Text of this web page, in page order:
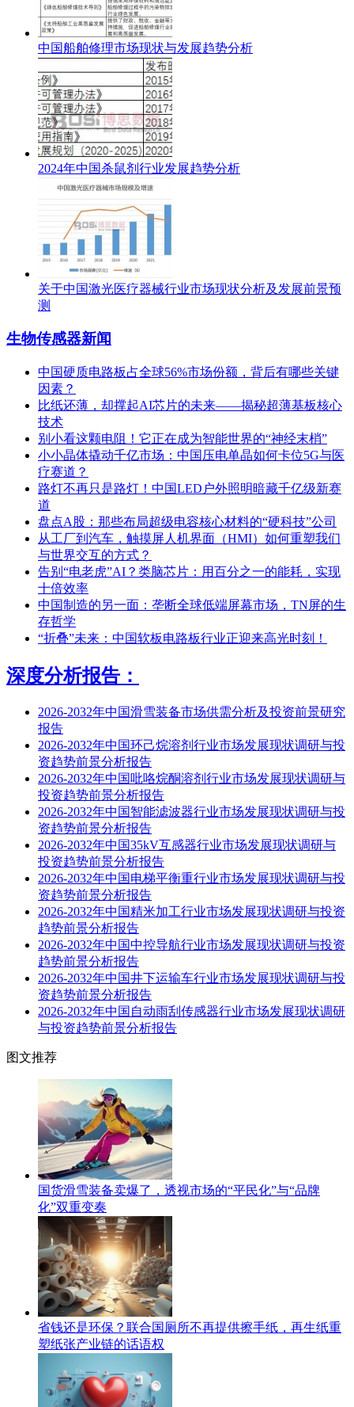
中国船舶修理市场现状与发展趋势分析
2024年中国杀鼠剂行业发展趋势分析
关于中国激光医疗器械行业市场现状分析及发展前景预
测
生物传感器新闻
中国硬质电路板占全球56%市场份额，背后有哪些关键
因素？
比纸还薄，却撑起AI芯片的未来——揭秘超薄基板核心
技术
别小看这颗电阻！它正在成为智能世界的“神经末梢”
小小晶体撬动千亿市场：中国压电单晶如何卡位5G与医
疗赛道？
路灯不再只是路灯！中国LED户外照明暗藏千亿级新赛
道
盘点A股：那些布局超级电容核心材料的“硬科技”公司
从工厂到汽车，触摸屏人机界面（HMI）如何重塑我们
与世界交互的方式？
告别“电老虎”AI？类脑芯片：用百分之一的能耗，实现
十倍效率
中国制造的另一面：垄断全球低端屏幕市场，TN屏的生
存哲学
“折叠”未来：中国软板电路板行业正迎来高光时刻！
深度分析报告：
2026-2032年中国滑雪装备市场供需分析及投资前景研究
报告
2026-2032年中国环己烷溶剂行业市场发展现状调研与投
资趋势前景分析报告
2026-2032年中国吡咯烷酮溶剂行业市场发展现状调研与
投资趋势前景分析报告
2026-2032年中国智能滤波器行业市场发展现状调研与投
资趋势前景分析报告
2026-2032年中国35kV互感器行业市场发展现状调研与
投资趋势前景分析报告
2026-2032年中国电梯平衡重行业市场发展现状调研与投
资趋势前景分析报告
2026-2032年中国精米加工行业市场发展现状调研与投资
趋势前景分析报告
2026-2032年中国中控导航行业市场发展现状调研与投资
趋势前景分析报告
2026-2032年中国井下运输车行业市场发展现状调研与投
资趋势前景分析报告
2026-2032年中国自动雨刮传感器行业市场发展现状调研
与投资趋势前景分析报告
图文推荐
国货滑雪装备卖爆了，透视市场的“平民化”与“品牌
化”双重变奏
省钱还是环保？联合国厕所不再提供擦手纸，再生纸重
塑纸张产业链的话语权